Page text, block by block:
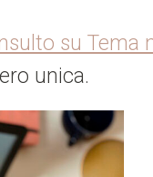
su Tema
unica.